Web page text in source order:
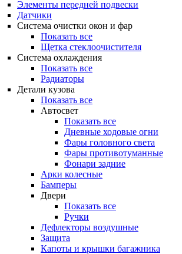
Элементы передней подвески
Датчики
Система очистки окон и фар
Показать все
Щетка стеклоочистителя
Система охлаждения
Показать все
Радиаторы
Детали кузова
Показать все
Автосвет
Показать все
Дневные ходовые огни
Фары головного света
Фары противотуманные
Фонари задние
Арки колесные
Бамперы
Двери
Показать все
Ручки
Дефлекторы воздушные
Защита
Капоты и крышки багажника